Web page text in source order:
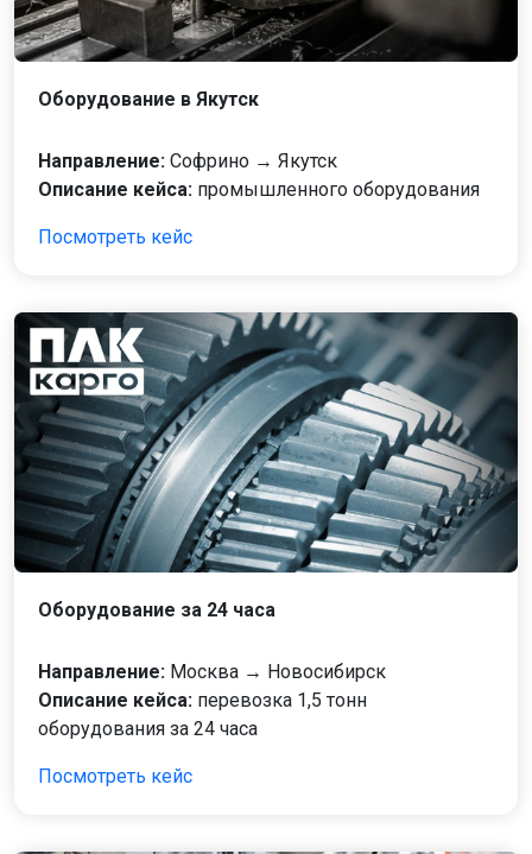
Оборудование в Якутск
Направление: Софрино → Якутск
Описание кейса: промышленного оборудования
Посмотреть кейс
Оборудование за 24 часа
Направление: Москва → Новосибирск
Описание кейса: перевозка 1,5 тонн
оборудования за 24 часа
Посмотреть кейс